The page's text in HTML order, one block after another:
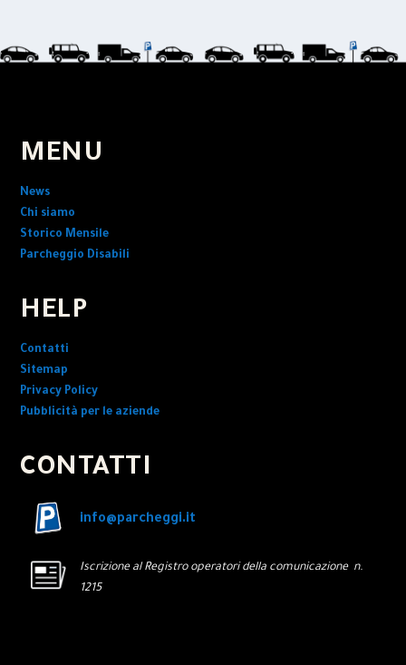
MENU
News
Chi siamo
Storico Mensile
Parcheggio Disabili
HELP
Contatti
Sitemap
Privacy Policy
Pubblicità per le aziende
CONTATTI
info@parcheggi.it
Iscrizione al Registro operatori della comunicazione n.
1215